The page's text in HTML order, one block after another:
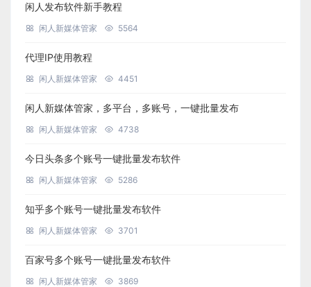
闲人发布软件新手教程
闲人新媒体管家 5564
代理IP使用教程
闲人新媒体管家 4451
闲人新媒体管家，多平台，多账号，一键批量发布
闲人新媒体管家 4738
今日头条多个账号一键批量发布软件
闲人新媒体管家 5286
知乎多个账号一键批量发布软件
闲人新媒体管家 3701
百家号多个账号一键批量发布软件
闲人新媒体管家 3869